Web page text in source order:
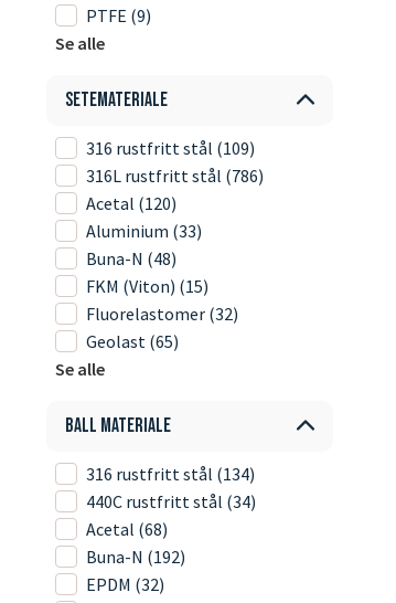
PTFE (9)
Se alle
Setemateriale
316 rustfritt stål (109)
316L rustfritt stål (786)
Acetal (120)
Aluminium (33)
Buna-N (48)
FKM (Viton) (15)
Fluorelastomer (32)
Geolast (65)
Se alle
Ball materiale
316 rustfritt stål (134)
440C rustfritt stål (34)
Acetal (68)
Buna-N (192)
EPDM (32)